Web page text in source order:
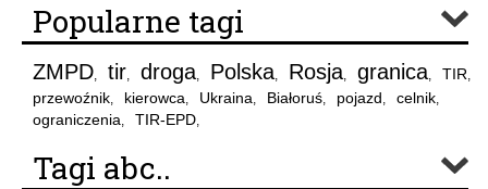
Popularne tagi
ZMPD, tir, droga, Polska, Rosja, granica, TIR,
przewoźnik, kierowca, Ukraina, Białoruś, pojazd, celnik,
ograniczenia, TIR-EPD,
Tagi abc..